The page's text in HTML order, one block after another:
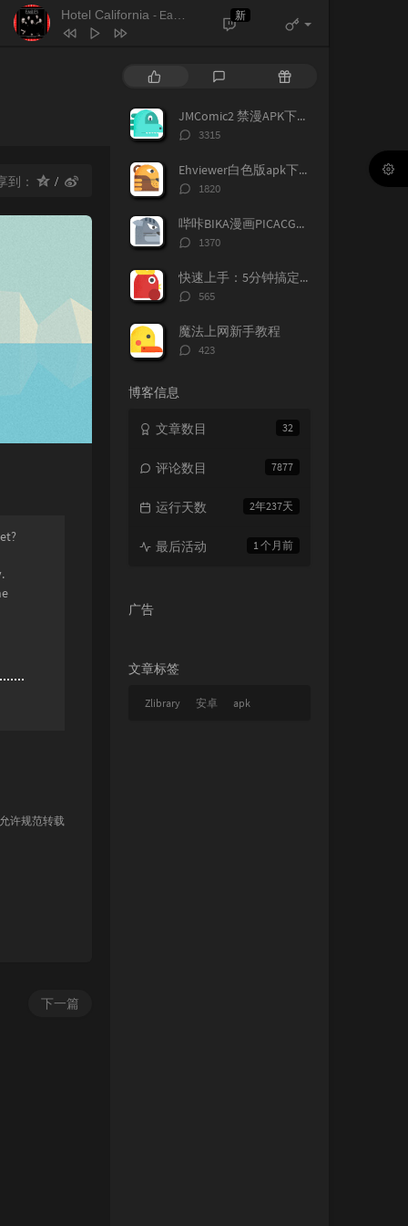
Hotel California - Eagles 新
到：
许规范转载
下一篇
文
章
评
随
文JMComic2 禁漫APK下载 苹果iOS下载（持续更新）
评
数：
3315
Ehviewer白色版apk下载（持续更新）
评
数：
1820
哔咔BIKA漫画PICACG漫画APK最新下载地址
评
数：
1370
快速上手：5分钟搞定魔法上网
评
数：
565
魔法上网新手教程
评
423
博客信息
32
文章数目
7877
评论数目
2年237天
运行天数
1 个月前
最后活动
广告
文章标签
Zlibrary 安卓 apk